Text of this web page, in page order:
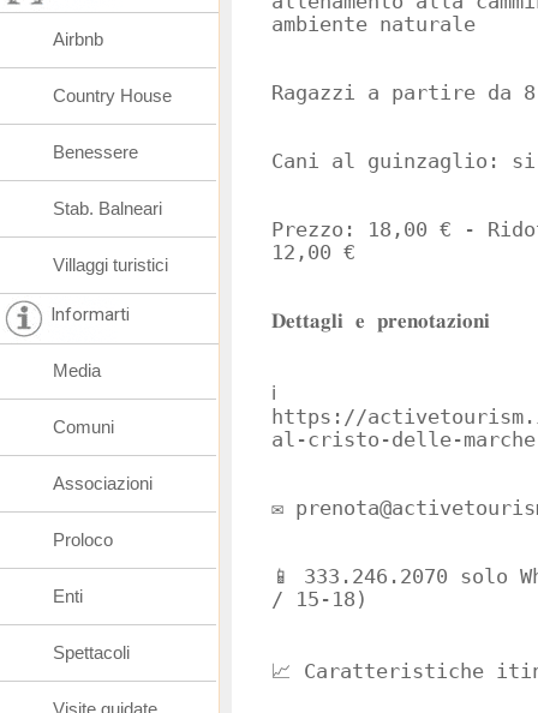
ambiente naturale
Ragazzi a partire da
Cani al guinzaglio: si
Prezzo: 18,00 € -
12,00 €
𝐃𝐞𝐭𝐭𝐚𝐠𝐥𝐢 𝐞 𝐩𝐫𝐞𝐧𝐨𝐭𝐚𝐳𝐢𝐨𝐧𝐢
ℹ️
https://
al-cristo-delle-
✉️
📱 333.246.2070 solo
/ 15-18)
📈 Caratteristiche
Airbnb
Country House
Benessere
Stab. Balneari
Villaggi turistici
Informarti
Media
Comuni
Associazioni
Proloco
Enti
Spettacoli
Visite guidate